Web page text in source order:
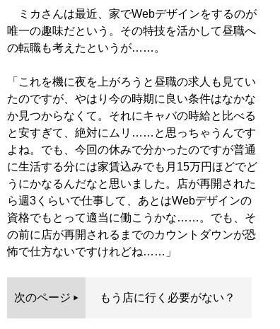
ミカさんは最近、家でWebデザインをするのが
唯一の趣味だという。その特技を活かして昼職へ
の転職も考えたというが……。
「これを機に夜を上がろうと昼職の求人も見てい
たのですが、やはり今の時期に良い条件はなかな
か見つからなくて。それにキャバの時給と比べる
と安すぎて、絶対にムリ……と思っちゃうんです
よね。でも、今回の休みで分かったのですが普通
に生活する分には家賃込みでも月15万円ほどでど
うにかなるんだなと思いました。店が再開された
ら週3くらいで仕事して、あとはWebデザインの
資格でもとって適当に働こうかな……。でも、そ
の前に店が再開されるまでのカウントダウンが恐
怖で仕方ないですけれどね……」
次のページ もう店に行く必要がない？